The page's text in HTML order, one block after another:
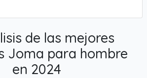
de las mejores
Joma para hombre
en 2024